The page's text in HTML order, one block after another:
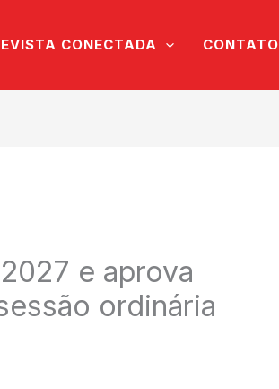
CONECTADA CONTATO
e aprova
ordinária